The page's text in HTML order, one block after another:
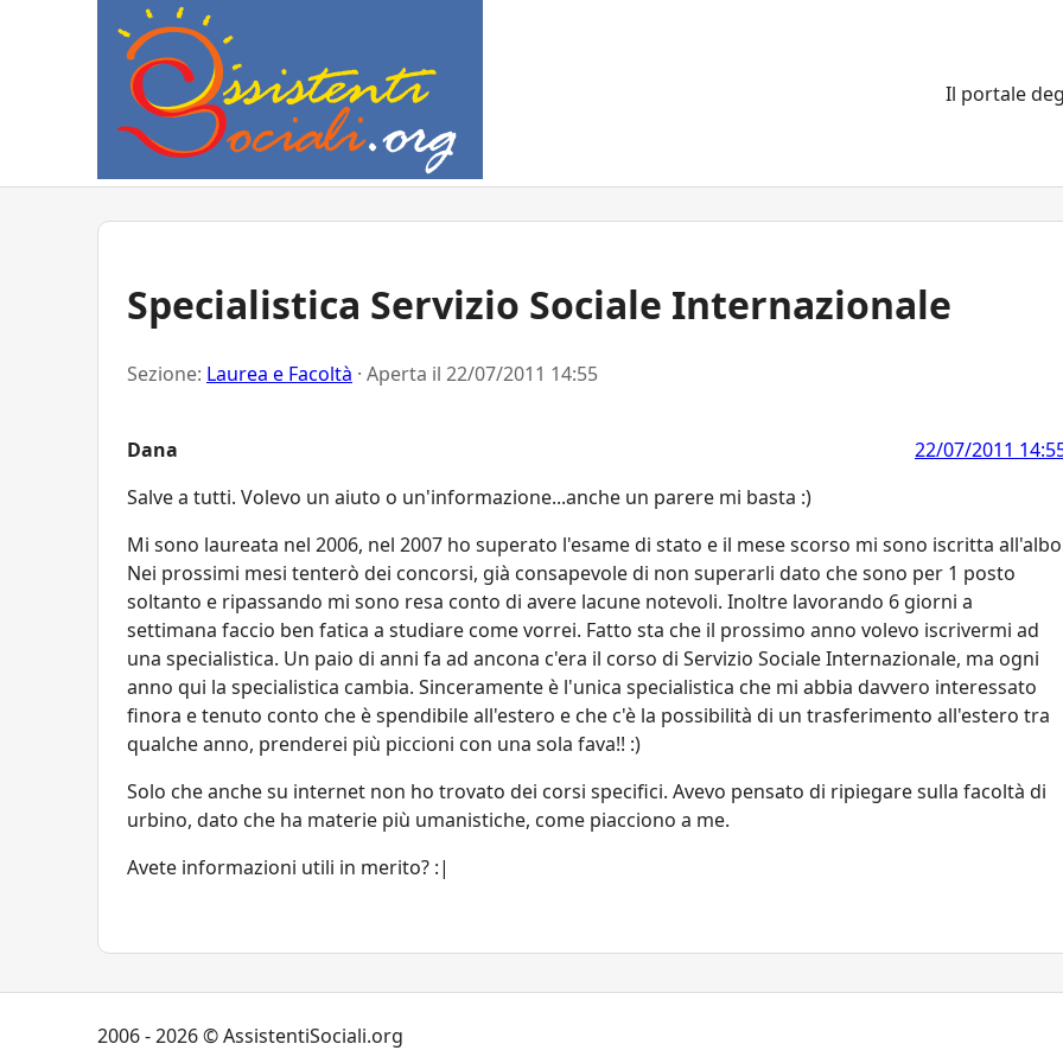
Il portale
Specialistica Servizio Sociale Internazionale
Sezione: Laurea e Facoltà · Aperta il 22/07/2011 14:55
Dana
22/07/2011
Salve a tutti. Volevo un aiuto o un'informazione...anche un parere mi basta :)
Mi sono laureata nel 2006, nel 2007 ho superato l'esame di stato e il mese scorso mi sono iscritta
Nei prossimi mesi tenterò dei concorsi, già consapevole di non superarli dato che sono per 1 posto
soltanto e ripassando mi sono resa conto di avere lacune notevoli. Inoltre lavorando 6 giorni a
settimana faccio ben fatica a studiare come vorrei. Fatto sta che il prossimo anno volevo iscrivermi ad
una specialistica. Un paio di anni fa ad ancona c'era il corso di Servizio Sociale Internazionale, ma ogni
anno qui la specialistica cambia. Sinceramente è l'unica specialistica che mi abbia davvero interessato
finora e tenuto conto che è spendibile all'estero e che c'è la possibilità di un trasferimento all'estero tra
qualche anno, prenderei più piccioni con una sola fava!! :)
Solo che anche su internet non ho trovato dei corsi specifici. Avevo pensato di ripiegare sulla facoltà di
urbino, dato che ha materie più umanistiche, come piacciono a me.
Avete informazioni utili in merito? :|
2006 - 2026 © AssistentiSociali.org